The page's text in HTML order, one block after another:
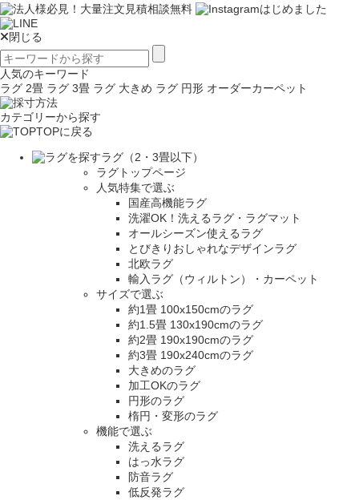
閉じる
人気のキーワード
ラグ 2畳 ラグ 3畳 ラグ 大きめ ラグ 円形 オーダーカーペット
カテゴリーから探す
TOPに戻る
ラグ（2・3畳以下）
ラグトップページ
人気特集で選ぶ
国産高機能ラグ
洗濯OK！洗えるラグ・ラグマット
オールシーズン使えるラグ
とびきりおしゃれなデザインラグ
北欧ラグ
輸入ラグ（ウィルトン）・カーペット
サイズで選ぶ
約1畳 100x150cmのラグ
約1.5畳 130x190cmのラグ
約2畳 190x190cmのラグ
約3畳 190x240cmのラグ
大きめのラグ
加工OKのラグ
円形のラグ
楕円・変形のラグ
機能で選ぶ
洗えるラグ
はっ水ラグ
防音ラグ
低反発ラグ